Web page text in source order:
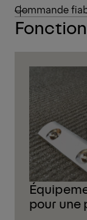
Commande
pour une